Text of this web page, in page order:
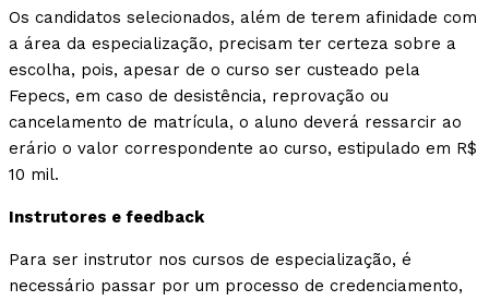
Os candidatos selecionados, além de terem afinidade com
a área da especialização, precisam ter certeza sobre a
escolha, pois, apesar de o curso ser custeado pela
Fepecs, em caso de desistência, reprovação ou
cancelamento de matrícula, o aluno deverá ressarcir ao
erário o valor correspondente ao curso, estipulado em R$
10 mil.
Instrutores e feedback
Para ser instrutor nos cursos de especialização, é
necessário passar por um processo de credenciamento,